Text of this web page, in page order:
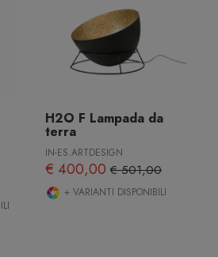
H2O F Lampada da
terra
IN-ES.ARTDESIGN
€ 400,00€ 501,00
+ VARIANTI DISPONIBILI